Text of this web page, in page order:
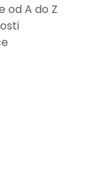
od A do Z